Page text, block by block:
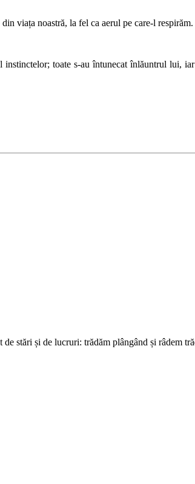
viața noastră, la fel ca aerul pe care-l respirăm.
toate s-au întunecat înlăuntrul lui,
stări și de lucruri: trădăm plângând și râdem